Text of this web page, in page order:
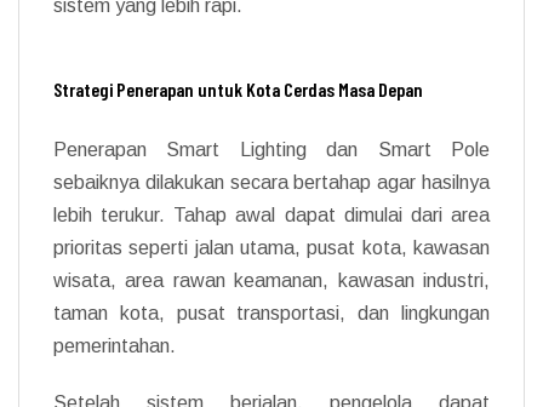
sistem yang lebih rapi.
Strategi Penerapan untuk Kota Cerdas Masa Depan
Penerapan Smart Lighting dan Smart Pole
sebaiknya dilakukan secara bertahap agar hasilnya
lebih terukur. Tahap awal dapat dimulai dari area
prioritas seperti jalan utama, pusat kota, kawasan
wisata, area rawan keamanan, kawasan industri,
taman kota, pusat transportasi, dan lingkungan
pemerintahan.
Setelah sistem berjalan, pengelola dapat